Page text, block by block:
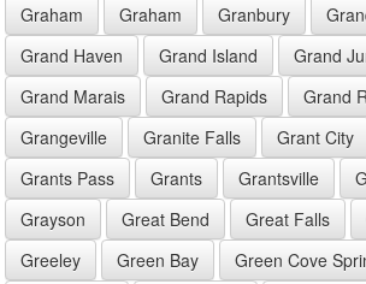
Graham
Graham Granbury
Grand Haven
Grand Island
Grand
Grand Marais
Grand Rapids
Grand
Grangeville
Granite Falls Grant City
Grants Pass
Grants Grantsville
Grayson
Great Bend Great Falls
Greeley
Green Bay Green Cove